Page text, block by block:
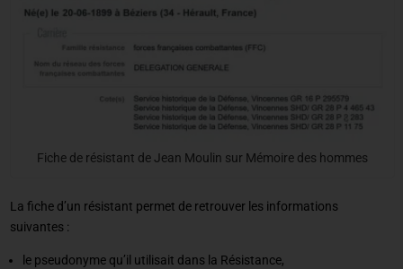
Fiche de résistant de Jean Moulin sur Mémoire des hommes
La fiche d’un résistant permet de retrouver les informations
suivantes :
le pseudonyme qu’il utilisait dans la Résistance,